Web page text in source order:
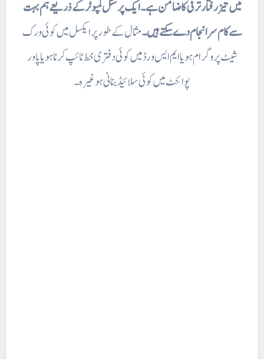
میں تیز رفتار ترقی کا ضامن ہے ۔ ایک پرسنل کمپوٹر کے ذریعے ہم بہت
سے کام سرانجام دے سکتے ہیں۔مثال کے طور پر ایکسل میں کوئی ورک
شیٹ پروگرام ہو یا ایم ایس ورڈ میں کوئی دفتری خط ٹائپ کرنا ہو یا پاور
پوائنٹ میں کوئی سلائیڈ بنانی ہو غیرہ۔